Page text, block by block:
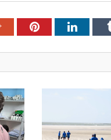
Google+Pinterest